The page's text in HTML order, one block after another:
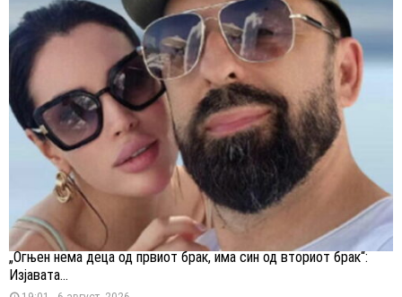
„Огњен нема деца од првиот брак, има син од вториот брак“:
Изјавата...